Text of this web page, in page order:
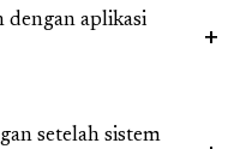
dengan aplikasi
setelah sistem